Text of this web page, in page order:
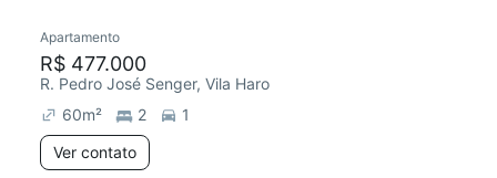
Redecorar
Apartamento
R$ 477.000
R. Pedro José Senger, Vila Haro
60m² 2
1
Ver contato